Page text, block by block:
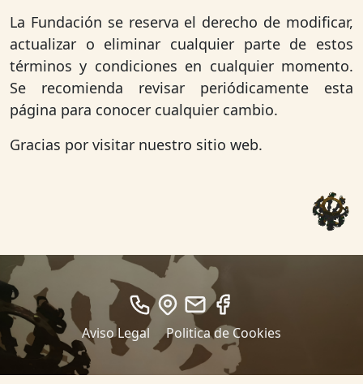
La Fundación se reserva el derecho de modificar,
actualizar o eliminar cualquier parte de estos
términos y condiciones en cualquier momento.
Se recomienda revisar periódicamente esta
página para conocer cualquier cambio.
Gracias por visitar nuestro sitio web.
Aviso Legal Politica de Cookies